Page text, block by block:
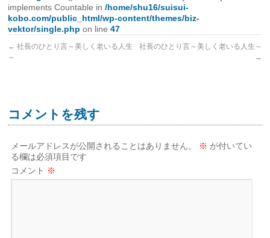
implements Countable in/home/shu16/suisui-
kobo.com/public_html/wp-content/themes/biz-
vektor/single.php on line47
← 社長のひとり言～美しく老いる人生
～
社長のひとり言～美しく老いる人生～
→
コメントを残す
メールアドレスが公開されることはありません。 ※ が付いてい
る欄は必須項目です
コメント ※